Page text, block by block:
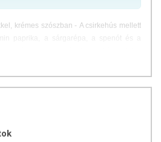
krémes szószban - A csirkehús mellett
paprika, a sárgarépa, a spenót és a